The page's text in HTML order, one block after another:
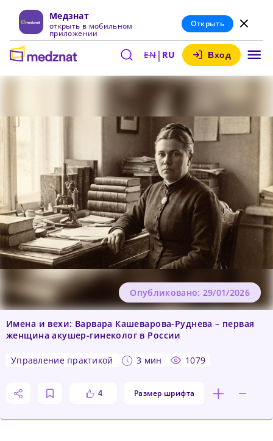
Медзнат
открыть в мобильном
приложении
Открыть
EN| RU Вход
Имена и вехи: Варвара Кашеварова-Руднева – первая
женщина акушер-гинеколог в России
управление практикой 3 мин 1079
4 Размер шрифта
Опубликовано: 29/01/2026